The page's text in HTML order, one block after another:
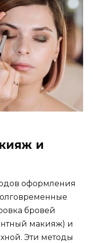
и
оформления
бровей
макияж) и
Эти методы